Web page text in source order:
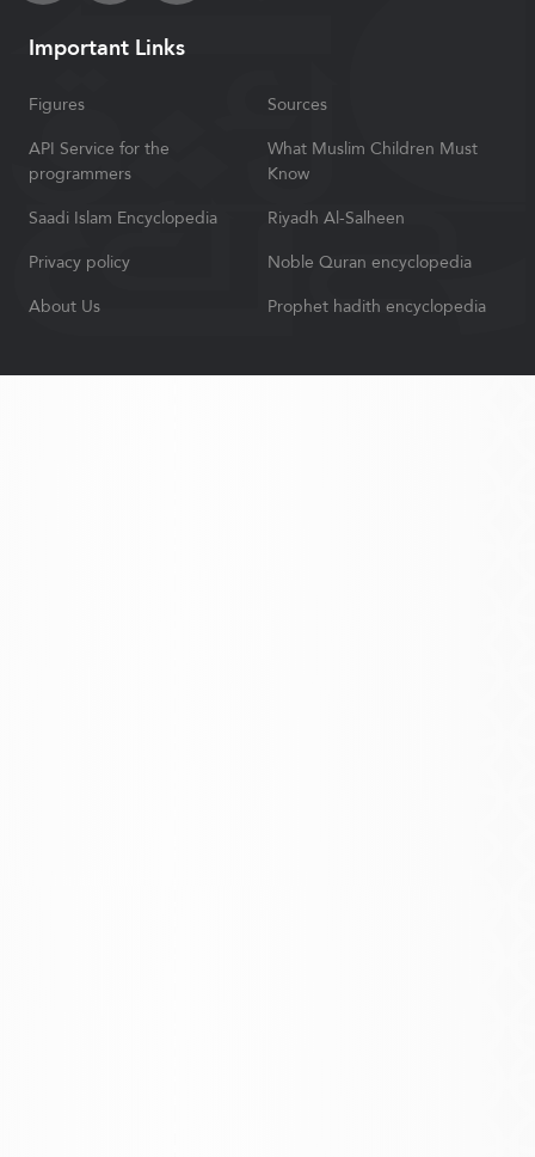
Important Links
Figures
Sources
API Service for the
programmers
What Muslim Children Must
Know
Saadi Islam Encyclopedia
Riyadh Al-Salheen
Privacy policy
Noble Quran encyclopedia
About Us
Prophet hadith encyclopedia